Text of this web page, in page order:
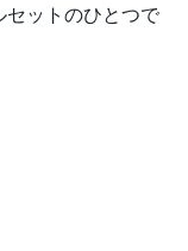
セットのひとつで